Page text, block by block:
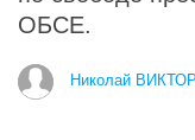
ОБСЕ.
Николай